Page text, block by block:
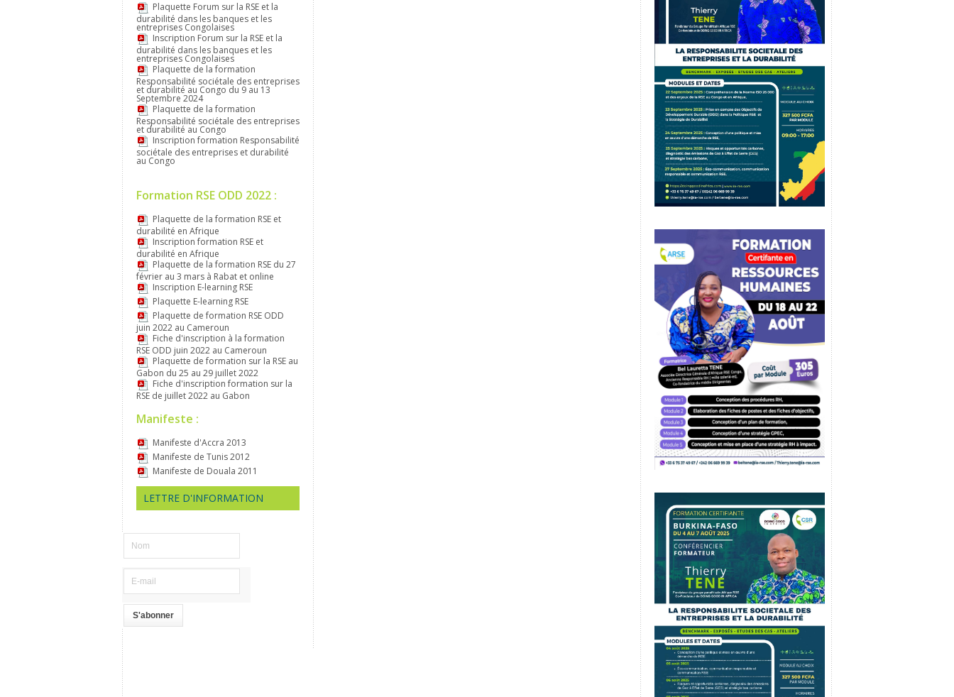
Plaquette Forum sur la RSE et la
durabilité dans les banques et les
entreprises Congolaises
Inscription Forum sur la RSE et la
durabilité dans les banques et les
entreprises Congolaises
Plaquette de la formation
Responsabilité sociétale des entreprises
et durabilité au Congo du 9 au 13
Septembre 2024
Plaquette de la formation
Responsabilité sociétale des entreprises
et durabilité au Congo
Inscription formation Responsabilité
sociétale des entreprises et durabilité
au Congo
Formation RSE ODD 2022 :
Plaquette de la formation RSE et
durabilité en Afrique
Inscription formation RSE et
durabilité en Afrique
Plaquette de la formation RSE du 27
février au 3 mars à Rabat et online
Inscription E-learning RSE
Plaquette E-learning RSE
Plaquette de formation RSE ODD
juin 2022 au Cameroun
Fiche d'inscription à la formation
RSE ODD juin 2022 au Cameroun
Plaquette de formation sur la RSE au
Gabon du 25 au 29 juillet 2022
Fiche d'inscription formation sur la
RSE de juillet 2022 au Gabon
Manifeste :
Manifeste d'Accra 2013
Manifeste de Tunis 2012
Manifeste de Douala 2011
LETTRE D'INFORMATION